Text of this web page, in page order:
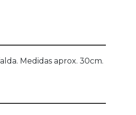
Medidas aprox. 30cm.